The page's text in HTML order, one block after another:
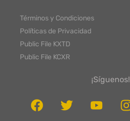
Términos y Condiciones
Políticas de Privacidad
Public File KXTD
Public File KCXR
¡Síguenos!